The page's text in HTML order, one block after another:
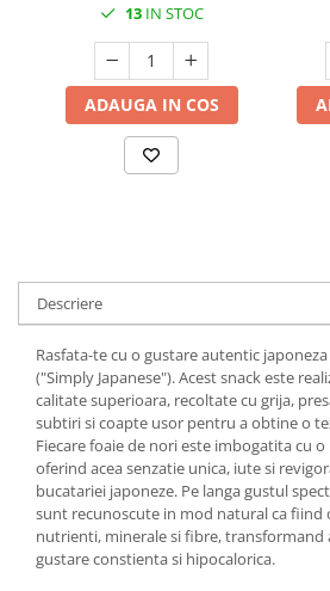
13IN STOC
ADAUGA IN COS
Descriere
Rasfata-te cu o gustare autentic
("Simply Japanese"). Acest snack este
calitate superioara, recoltate cu grija,
subtiri si coapte usor pentru a obtine o
Fiecare foaie de nori este imbogatita cu
oferind acea senzatie unica, iute si
bucatariei japoneze. Pe langa gustul
sunt recunoscute in mod natural ca fiind
nutrienti, minerale si fibre, transformand
gustare constienta si hipocalorica.